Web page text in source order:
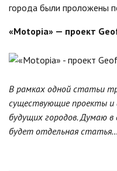
города были проложены
«Motopia» — проект
В рамках одной статьи
существующие проекты и
будущих городов. Думаю
будет отдельная статья…